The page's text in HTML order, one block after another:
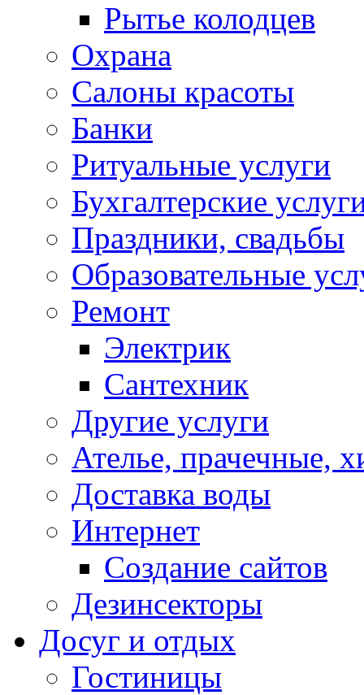
Рытье колодцев
Охрана
Салоны красоты
Банки
Ритуальные услуги
Бухгалтерские
Праздники, свадьбы
Образовательные
Ремонт
Электрик
Сантехник
Другие услуги
Ателье, прачечные,
Доставка воды
Интернет
Создание сайтов
Дезинсекторы
Досуг и отдых
Гостиницы